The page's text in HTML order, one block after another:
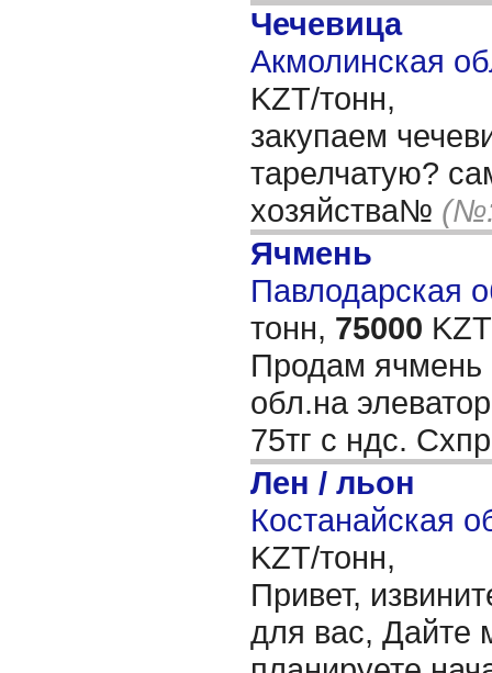
Чечевица
Акмолинская
KZT/тонн,
закупаем
тарелчатую?
хозяйства№ (№:
Ячмень
Павлодарская
тонн, 75000
Продам ячмень
обл.на
75тг с ндс.
Лен / льон
Костанайская
KZT/тонн,
Привет,
для вас, Дайте